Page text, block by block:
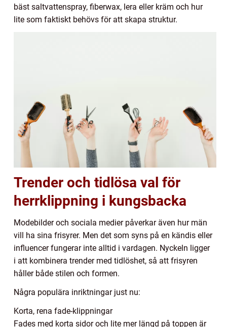
bäst saltvattenspray, fiberwax, lera eller kräm och hur
lite som faktiskt behövs för att skapa struktur.
Trender och tidlösa val för
herrklippning i kungsbacka
Modebilder och sociala medier påverkar även hur män
vill ha sina frisyrer. Men det som syns på en kändis eller
influencer fungerar inte alltid i vardagen. Nyckeln ligger
i att kombinera trender med tidlöshet, så att frisyren
håller både stilen och formen.
Några populära inriktningar just nu:
Korta, rena fade-klippningar
Fades med korta sidor och lite mer längd på toppen är